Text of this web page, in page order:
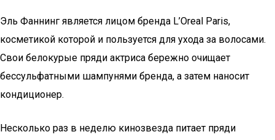
Эль Фаннинг является лицом бренда L’Orеal Paris,
косметикой которой и пользуется для ухода за волосами.
Свои белокурые пряди актриса бережно очищает
бессульфатными шампунями бренда, а затем наносит
кондиционер.
Несколько раз в неделю кинозвезда питает пряди